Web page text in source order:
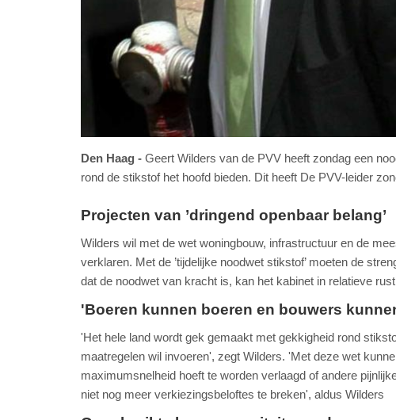
Den Haag
Geert Wilders van de PVV heeft zondag een
rond de stikstof het hoofd bieden. Dit heeft De PVV-leider
Projecten van ’dringend openbaar belang’
Wilders wil met de wet woningbouw, infrastructuur en de
verklaren. Met de ’tijdelijke noodwet stikstof’ moeten de
dat de noodwet van kracht is, kan het kabinet in relatieve
'Boeren kunnen boeren en bouwers
'Het hele land wordt gek gemaakt met gekkigheid rond
maatregelen wil invoeren', zegt Wilders. 'Met deze wet
maximumsnelheid hoeft te worden verlaagd of andere
niet nog meer verkiezingsbeloftes te breken', aldus Wilders